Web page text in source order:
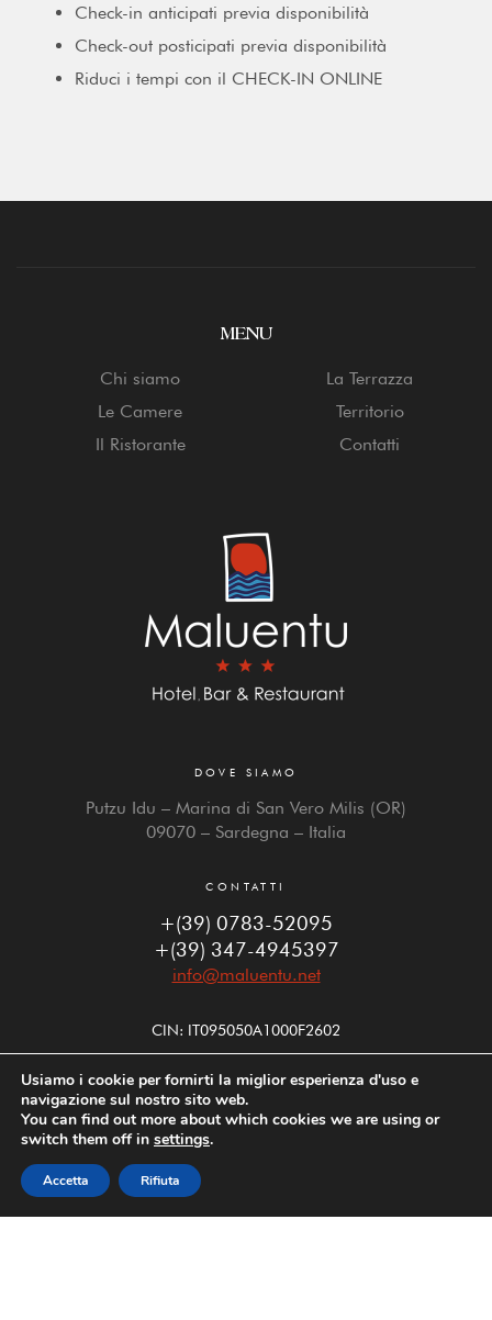
Check-in anticipati previa disponibilità
Check-out posticipati previa disponibilità
Riduci i tempi con il CHECK-IN ONLINE
MENU
Chi siamo
Le Camere
Il Ristorante
La Terrazza
Territorio
Contatti
DOVE SIAMO
Putzu Idu – Marina di San Vero Milis (OR)
09070 – Sardegna – Italia
CONTATTI
+(39) 0783-52095
+(39) 347-4945397
info@maluentu.net
CIN: IT095050A1000F2602
PRENOTA
Usiamo i cookie per fornirti la miglior esperienza d'uso e
navigazione sul nostro sito web.
You can find out more about which cookies we are using or
switch them off in settings.
Accetta Rifiuta